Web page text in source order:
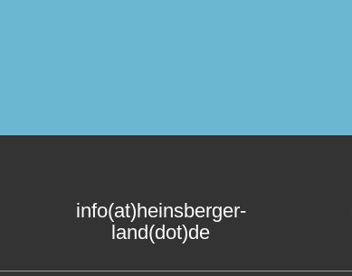
info(at)heinsberger-
land(dot)de